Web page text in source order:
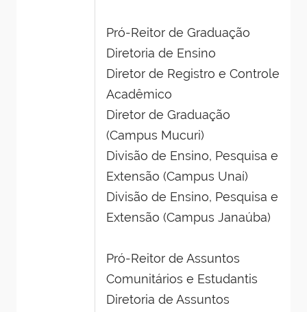
Pró-Reitor de Graduação
Diretoria de Ensino
Diretor de Registro e Controle
Acadêmico
Diretor de Graduação
(Campus Mucuri)
Divisão de Ensino, Pesquisa e
Extensão (Campus Unaí)
Divisão de Ensino, Pesquisa e
Extensão (Campus Janaúba)
Pró-Reitor de Assuntos
Comunitários e Estudantis
Diretoria de Assuntos